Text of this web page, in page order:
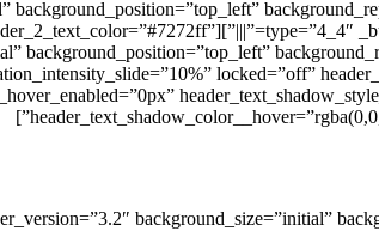
header_2_text_color=”#7272ff”
background_position=”top_left”
locked=”off”
background_size=”initial”